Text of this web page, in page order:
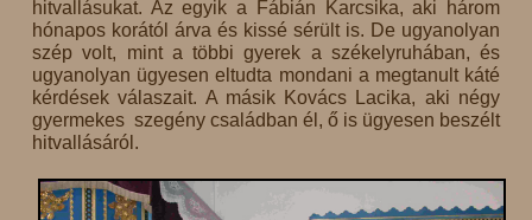
hitvallásukat. Az egyik a Fábián Karcsika, aki három
hónapos korától árva és kissé sérült is. De ugyanolyan
szép volt, mint a többi gyerek a székelyruhában, és
ugyanolyan ügyesen eltudta mondani a megtanult káté
kérdések válaszait. A másik Kovács Lacika, aki négy
gyermekes szegény családban él, ő is ügyesen beszélt
hitvallásáról.